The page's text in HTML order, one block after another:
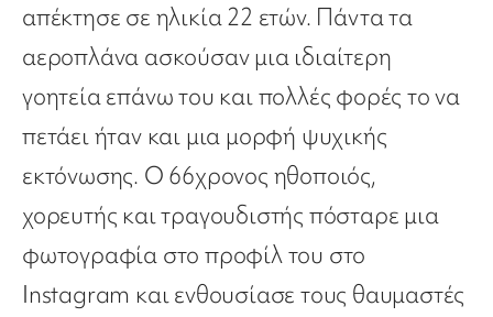
απέκτησε σε ηλικία 22 ετών. Πάντα τα
αεροπλάνα ασκούσαν μια ιδιαίτερη
γοητεία επάνω του και πολλές φορές το να
πετάει ήταν και μια μορφή ψυχικής
εκτόνωσης. Ο 66χρονος ηθοποιός,
χορευτής και τραγουδιστής πόσταρε μια
φωτογραφία στο προφίλ του στο
Instagram και ενθουσίασε τους θαυμαστές